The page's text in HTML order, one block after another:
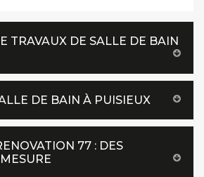
TRAVAUX DE SALLE DE BAIN
DE BAIN À PUISIEUX
77 : DES